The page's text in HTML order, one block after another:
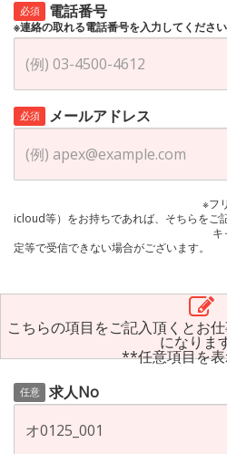
必須 電話番号
※連絡の取れる電話番号を入力してください
必須 メールアドレス
※フ
icloud等）をお持ちであれば、そちらをご
キャリアメールの
定等で受信できない場合がございます。
こちらの項目をご記入頂くとお
になりま
**任意項目を
任意 求人No